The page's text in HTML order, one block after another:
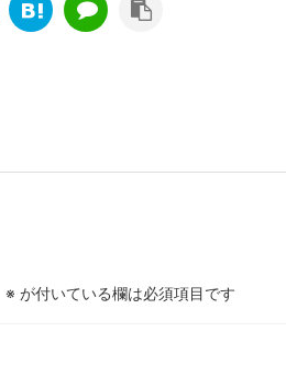
※ が付いている欄は必須項目です